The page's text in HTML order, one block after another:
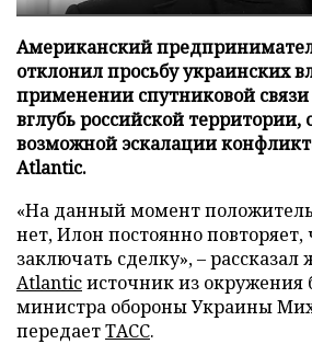
Американский
отклонил просьбу украинских
применении спутниковой
вглубь российской территории,
возможной эскалации
Atlantic.
«На данный момент
нет, Илон постоянно повторяет,
заключать сделку», – рассказал
Atlanticисточник из окружения
министра обороны Украины
передаетТАСС.